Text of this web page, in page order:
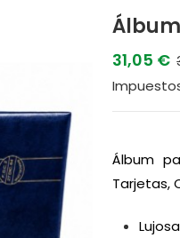
31,05 €
Álbum
Tarjetas,